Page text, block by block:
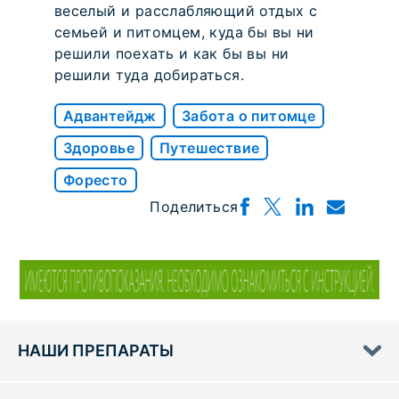
веселый и расслабляющий отдых с
семьей и питомцем, куда бы вы ни
решили поехать и как бы вы ни
решили туда добираться.
Адвантейдж
Забота о питомце
Здоровье
Путешествие
Форесто
Поделиться
НАШИ ПРЕПАРАТЫ